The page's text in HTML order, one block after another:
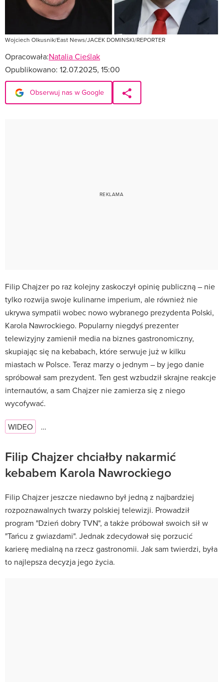
Wojciech Olkusnik/East News/JACEK DOMINSKI/REPORTER
Opracowała:Natalia Cieślak
Opublikowano: 12.07.2025, 15:00
Obserwuj nas w Google
Filip Chajzer po raz kolejny zaskoczył opinię publiczną – nie
tylko rozwija swoje kulinarne imperium, ale również nie
ukrywa sympatii wobec nowo wybranego prezydenta Polski,
Karola Nawrockiego. Popularny niegdyś prezenter
telewizyjny zamienił media na biznes gastronomiczny,
skupiając się na kebabach, które serwuje już w kilku
miastach w Polsce. Teraz marzy o jednym – by jego danie
spróbował sam prezydent. Ten gest wzbudził skrajne reakcje
internautów, a sam Chajzer nie zamierza się z niego
wycofywać.
WIDEO …
Filip Chajzer chciałby nakarmić
kebabem Karola Nawrockiego
Filip Chajzer jeszcze niedawno był jedną z najbardziej
rozpoznawalnych twarzy polskiej telewizji. Prowadził
program "Dzień dobry TVN", a także próbował swoich sił w
"Tańcu z gwiazdami". Jednak zdecydował się porzucić
karierę medialną na rzecz gastronomii. Jak sam twierdzi, była
to najlepsza decyzja jego życia.